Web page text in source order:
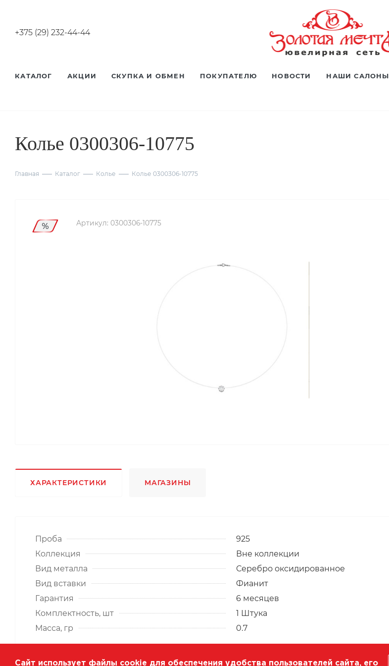
+375 (29) 232-44-44
КАТАЛОГ АКЦИИ СКУПКА И ОБМЕН ПОКУПАТЕЛЮ НОВОСТИ НАШИ САЛОНЫ
Колье 0300306-10775
Главная Каталог Колье Колье 0300306-10775
Артикул: 0300306-10775
ХАРАКТЕРИСТИКИ МАГАЗИНЫ
Проба
925
Коллекция
Вне коллекции
Вид металла
Серебро оксидированное
Вид вставки
Фианит
Гарантия
6 месяцев
Комплектность, шт
1 Штука
Масса, гр
0.7
Сайт использует файлы cookie для обеспечения удобства пользователей сайта, его